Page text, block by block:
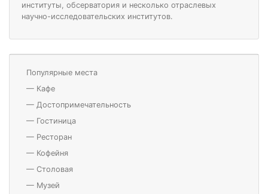
институты, обсерватория и несколько отраслевых
научно-исследовательских институтов.
Популярные места
— Кафе
— Достопримечательность
— Гостиница
— Ресторан
— Кофейня
— Столовая
— Музей